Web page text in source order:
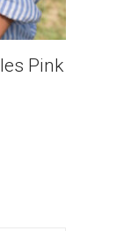
Pink